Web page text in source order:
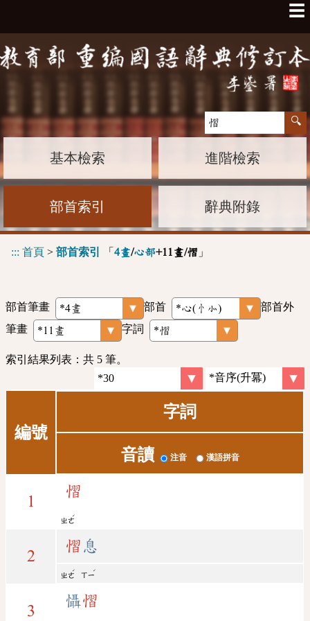
☰
基本檢索 進階檢索
部首索引 辭典附錄
::: 首頁 > 部首索引 「 4畫/心部+11畫/慴 」
部首筆畫 部首
部首外
筆畫
字詞
索引結果列表：共 5 筆。
編號
字詞
音讀 注音 漢語拼音
1
慴
ㄓㄜ
ˊ
2
慴 息
ㄓㄜ
ˊ
ㄒㄧ
ˊ
3
懾慴